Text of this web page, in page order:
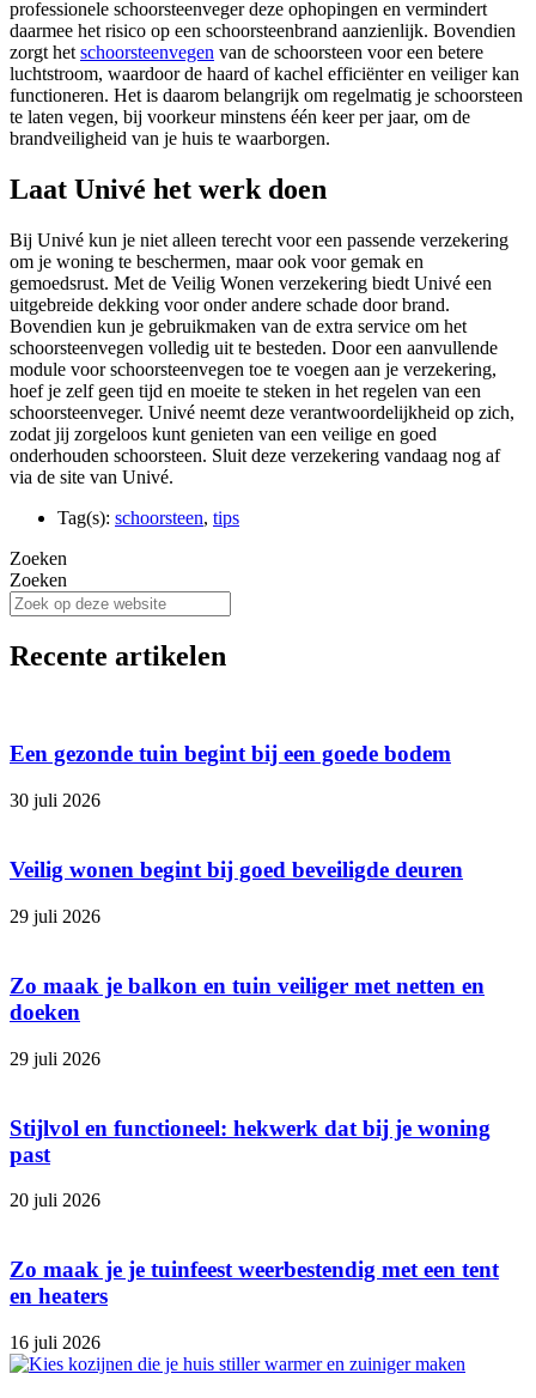
professionele schoorsteenveger deze ophopingen en vermindert
daarmee het risico op een schoorsteenbrand aanzienlijk. Bovendien
zorgt het schoorsteenvegen van de schoorsteen voor een betere
luchtstroom, waardoor de haard of kachel efficiënter en veiliger kan
functioneren. Het is daarom belangrijk om regelmatig je schoorsteen
te laten vegen, bij voorkeur minstens één keer per jaar, om de
brandveiligheid van je huis te waarborgen.
Laat Univé het werk doen
Bij Univé kun je niet alleen terecht voor een passende verzekering
om je woning te beschermen, maar ook voor gemak en
gemoedsrust. Met de Veilig Wonen verzekering biedt Univé een
uitgebreide dekking voor onder andere schade door brand.
Bovendien kun je gebruikmaken van de extra service om het
schoorsteenvegen volledig uit te besteden. Door een aanvullende
module voor schoorsteenvegen toe te voegen aan je verzekering,
hoef je zelf geen tijd en moeite te steken in het regelen van een
schoorsteenveger. Univé neemt deze verantwoordelijkheid op zich,
zodat jij zorgeloos kunt genieten van een veilige en goed
onderhouden schoorsteen. Sluit deze verzekering vandaag nog af
via de site van Univé.
Tag(s): schoorsteen, tips
Zoeken
Zoeken
Recente artikelen
Een gezonde tuin begint bij een goede bodem
30 juli 2026
Veilig wonen begint bij goed beveiligde deuren
29 juli 2026
Zo maak je balkon en tuin veiliger met netten en
doeken
29 juli 2026
Stijlvol en functioneel: hekwerk dat bij je woning
past
20 juli 2026
Zo maak je je tuinfeest weerbestendig met een tent
en heaters
16 juli 2026